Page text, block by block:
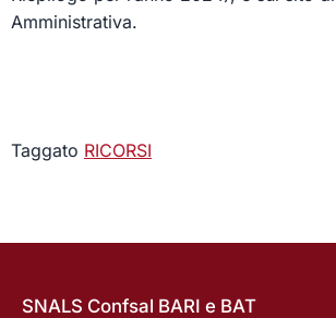
Amministrativa.
Taggato RICORSI
SNALS Confsal BARI e BAT